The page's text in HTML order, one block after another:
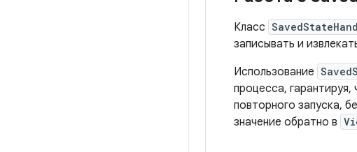
Класс
записывать и
Использование
процесса,
повторного запуска,
значение обратно в